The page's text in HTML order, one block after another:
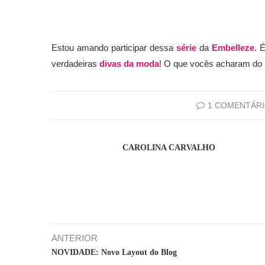
Estou amando participar dessa série da Embelleze.
verdadeiras divas da moda! O que vocês acharam
1
CAROLINA CARVALHO
ANTERIOR
NOVIDADE: Novo Layout do Blog